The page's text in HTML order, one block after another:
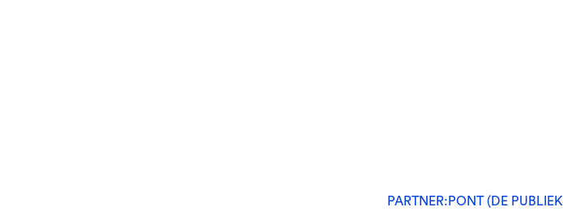
PARTNER:PONT (DE